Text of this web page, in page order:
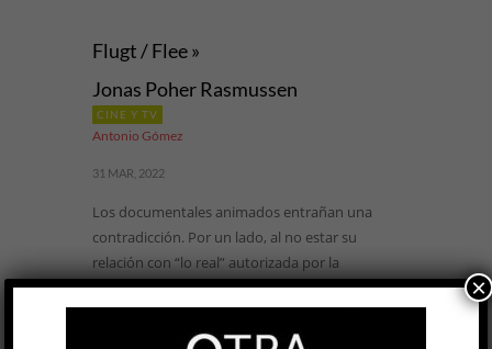
Flugt / Flee »
Jonas Poher Rasmussen
CINE Y TV
Antonio Gómez
31 MAR, 2022
Los documentales animados entrañan una
contradicción. Por un lado, al no estar su
relación con “lo real” autorizada por la
indicialidad fotográfica, tienen que construir su
credibilidad de un modo programático. Por
otro, nunca nadie dijo que los dibujos animados
×